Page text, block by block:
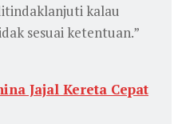
kalau
sesuai ketentuan.”
Jajal Kereta Cepat